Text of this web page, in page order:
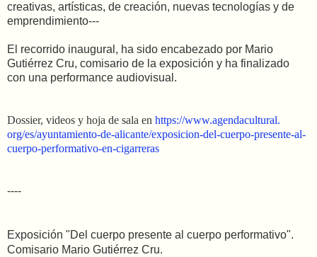
creativas, artísticas, de creación, nuevas tecnologías y de
emprendimiento---
El recorrido inaugural, ha sido encabezado por Mario
Gutiérrez Cru, comisario de la exposición y ha finalizado
con una performance audiovisual.
Dossier, videos y hoja de sala en https://www.agendacultural.
org/es/ayuntamiento-de-alicante/exposicion-del-cuerpo-presente-al-
cuerpo-performativo-en-cigarreras
----
Exposición "Del cuerpo presente al cuerpo performativo".
Comisario Mario Gutiérrez Cru.